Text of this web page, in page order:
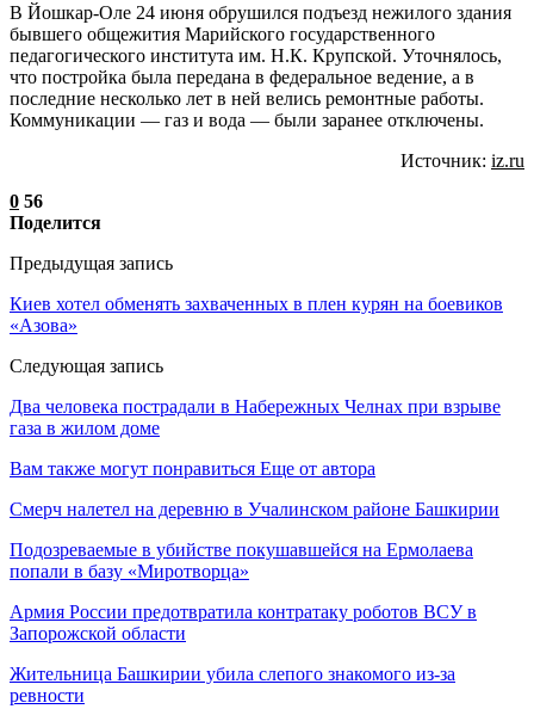
В Йошкар-Оле 24 июня обрушился подъезд нежилого здания
бывшего общежития Марийского государственного
педагогического института им. Н.К. Крупской. Уточнялось,
что постройка была передана в федеральное ведение, а в
последние несколько лет в ней велись ремонтные работы.
Коммуникации — газ и вода — были заранее отключены.
Источник: iz.ru
0 56
Поделится
Предыдущая запись
Киев хотел обменять захваченных в плен курян на боевиков
«Азова»
Следующая запись
Два человека пострадали в Набережных Челнах при взрыве
газа в жилом доме
Вам также могут понравиться Еще от автора
Смерч налетел на деревню в Учалинском районе Башкирии
Подозреваемые в убийстве покушавшейся на Ермолаева
попали в базу «Миротворца»
Армия России предотвратила контратаку роботов ВСУ в
Запорожской области
Жительница Башкирии убила слепого знакомого из-за
ревности